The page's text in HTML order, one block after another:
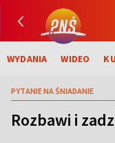
WYDANIA WIDEO
PYTANIE NA ŚNIADANIE
Rozbawi i